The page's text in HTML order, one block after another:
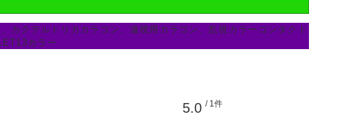
カクテルトリカカラコン、遠視用カラコン、乱視カラーコンタクト
カラー
/ 1件
5.0